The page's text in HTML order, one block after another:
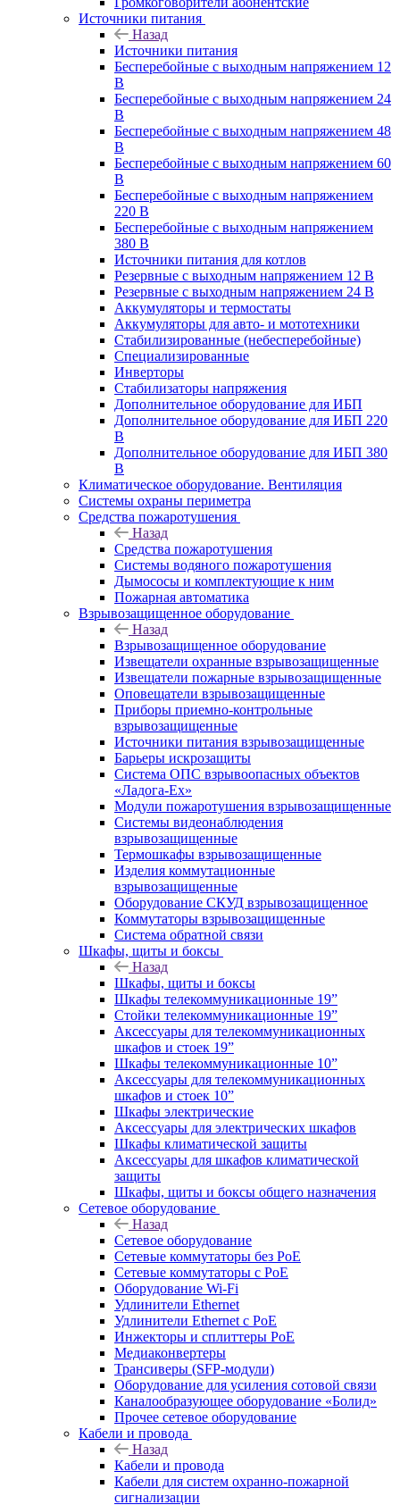
Источники питания
Назад
Источники питания
Бесперебойные с выходным напряжением 12
В
Бесперебойные с выходным напряжением 24
В
Бесперебойные с выходным напряжением 48
В
Бесперебойные с выходным напряжением 60
В
Бесперебойные с выходным напряжением
220 В
Бесперебойные с выходным напряжением
380 В
Источники питания для котлов
Резервные с выходным напряжением 12 В
Резервные с выходным напряжением 24 В
Аккумуляторы и термостаты
Аккумуляторы для авто- и мототехники
Стабилизированные (небесперебойные)
Специализированные
Инверторы
Стабилизаторы напряжения
Дополнительное оборудование для ИБП
Дополнительное оборудование для ИБП 220
В
Дополнительное оборудование для ИБП 380
В
Климатическое оборудование. Вентиляция
Системы охраны периметра
Средства пожаротушения
Назад
Средства пожаротушения
Системы водяного пожаротушения
Дымососы и комплектующие к ним
Пожарная автоматика
Взрывозащищенное оборудование
Назад
Взрывозащищенное оборудование
Извещатели охранные взрывозащищенные
Извещатели пожарные взрывозащищенные
Оповещатели взрывозащищенные
Приборы приемно-контрольные
взрывозащищенные
Источники питания взрывозащищенные
Барьеры искрозащиты
Система ОПС взрывоопасных объектов
«Ладога-Ex»
Модули пожаротушения взрывозащищенные
Системы видеонаблюдения
взрывозащищенные
Термошкафы взрывозащищенные
Изделия коммутационные
взрывозащищенные
Оборудование СКУД взрывозащищенное
Коммутаторы взрывозащищенные
Система обратной связи
Шкафы, щиты и боксы
Назад
Шкафы, щиты и боксы
Шкафы телекоммуникационные 19”
Стойки телекоммуникационные 19”
Аксессуары для телекоммуникационных
шкафов и стоек 19”
Шкафы телекоммуникационные 10”
Аксессуары для телекоммуникационных
шкафов и стоек 10”
Шкафы электрические
Аксессуары для электрических шкафов
Шкафы климатической защиты
Аксессуары для шкафов климатической
защиты
Шкафы, щиты и боксы общего назначения
Сетевое оборудование
Назад
Сетевое оборудование
Сетевые коммутаторы без PoE
Сетевые коммутаторы с PoE
Оборудование Wi-Fi
Удлинители Ethernet
Удлинители Ethernet с PoE
Инжекторы и сплиттеры PoE
Медиаконвертеры
Трансиверы (SFP-модули)
Оборудование для усиления сотовой связи
Каналообразующее оборудование «Болид»
Прочее сетевое оборудование
Кабели и провода
Назад
Кабели и провода
Кабели для систем охранно-пожарной
сигнализации